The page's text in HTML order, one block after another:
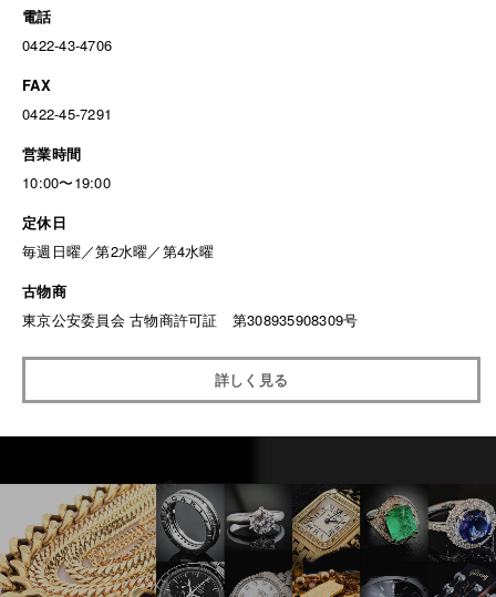
電話
0422-43-4706
FAX
0422-45-7291
営業時間
10:00〜19:00
定休日
毎週日曜／第2水曜／第4水曜
古物商
東京公安委員会 古物商許可証 第308935908309号
詳しく見る